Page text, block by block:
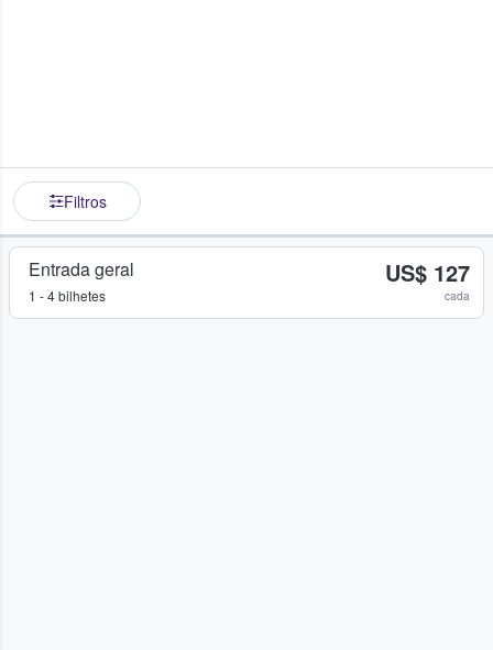
Filtros
Entrada geral
1 - 4 bilhetes
US$ 127
cada